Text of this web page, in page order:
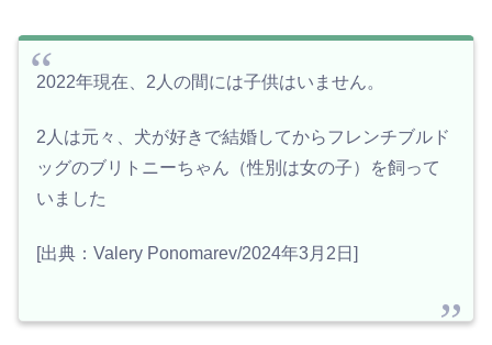
2022年現在、2人の間には子供はいません。
2人は元々、犬が好きで結婚してからフレンチブルド
ッグのブリトニーちゃん（性別は女の子）を飼って
いました
[出典：Valery Ponomarev/2024年3月2日]